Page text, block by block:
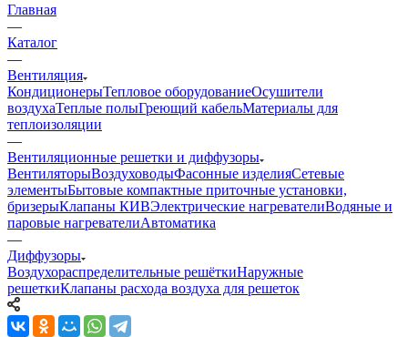
Главная
—
Каталог
—
Вентиляция
КондиционерыТепловое оборудованиеОсушители
воздухаТеплые полыГреющий кабельМатериалы для
теплоизоляции
—
Вентиляционные решетки и диффузоры
ВентиляторыВоздуховодыФасонные изделияСетевые
элементыБытовые компактные приточные установки,
бризерыКлапаны КИВЭлектрические нагревателиВодяные и
паровые нагревателиАвтоматика
—
Диффузоры
Воздухораспределительные решёткиНаружные
решеткиКлапаны расхода воздуха для решеток